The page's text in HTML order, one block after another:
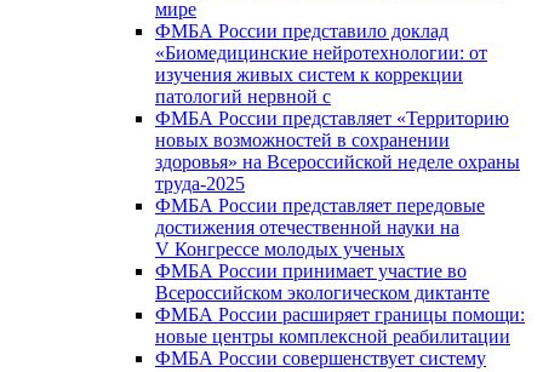
мире
ФМБА России представило доклад
«Биомедицинские нейротехнологии: от
изучения живых систем к коррекции
патологий нервной с
ФМБА России представляет «Территорию
новых возможностей в сохранении
здоровья» на Всероссийской неделе охраны
труда-2025
ФМБА России представляет передовые
достижения отечественной науки на
V Конгрессе молодых ученых
ФМБА России принимает участие во
Всероссийском экологическом диктанте
ФМБА России расширяет границы помощи:
новые центры комплексной реабилитации
ФМБА России совершенствует систему